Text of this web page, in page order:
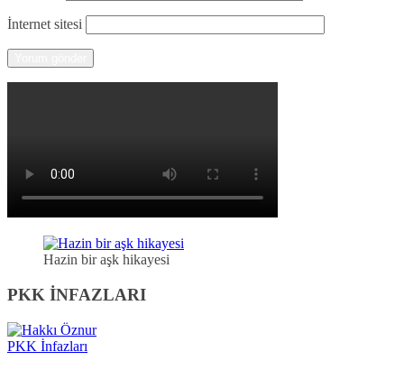
İnternet sitesi
Hazin bir aşk hikayesi
PKK İNFAZLARI
PKK İnfazları